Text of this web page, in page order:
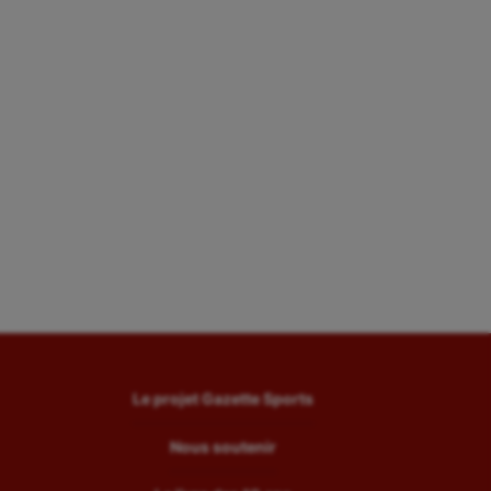
Le projet Gazette Sports
Nous soutenir